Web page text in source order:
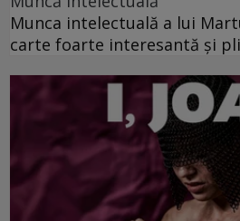
Munca intelectuală a lui
carte foarte interesantă și